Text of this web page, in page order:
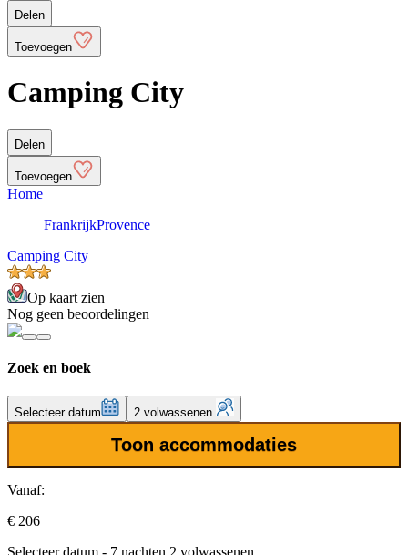
Delen
Toevoegen
Camping City
Delen
Toevoegen
Home
FrankrijkProvence
Camping City
Op kaart zien
Nog geen beoordelingen
Zoek en boek
Selecteer datum 2 volwassenen
Toon accommodaties
Vanaf:
€ 206